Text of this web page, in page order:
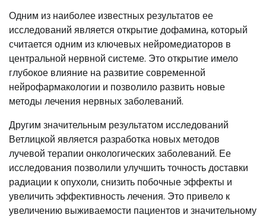
Одним из наиболее известных результатов ее
исследований является открытие дофамина, который
считается одним из ключевых нейромедиаторов в
центральной нервной системе. Это открытие имело
глубокое влияние на развитие современной
нейрофармакологии и позволило развить новые
методы лечения нервных заболеваний.
Другим значительным результатом исследований
Ветлицкой является разработка новых методов
лучевой терапии онкологических заболеваний. Ее
исследования позволили улучшить точность доставки
радиации к опухоли, снизить побочные эффекты и
увеличить эффективность лечения. Это привело к
увеличению выживаемости пациентов и значительному